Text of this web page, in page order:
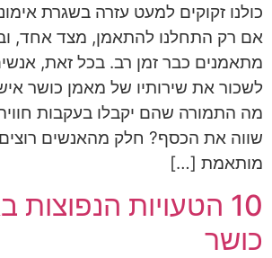
כולנו זקוקים למעט עזרה בשגרת
אם רק התחלנו להתאמן, מצד אחד,
מתאמנים כבר זמן רב. בכל זאת,
לשכור את שירותיו של מאמן כושר
מה התמורה שהם יקבלו בעקבות
שווה את הכסף? חלק מהאנשים רוצים
מותאמת […]
10 הטעויות הנפוצות
כושר